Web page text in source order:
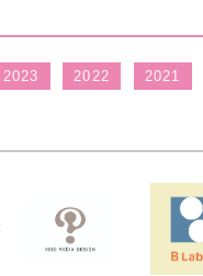
2023 2022 2021